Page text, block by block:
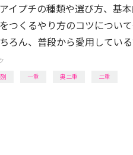
イプチの種類や選び方、基
つくるやり方のコツについ
ろん、普段から愛用してい
一重 奥二重 二重